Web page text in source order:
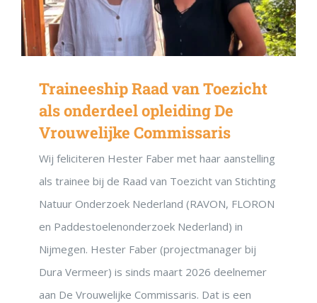
Traineeship Raad van Toezicht
als onderdeel opleiding De
Vrouwelijke Commissaris
Wij feliciteren Hester Faber met haar aanstelling
als trainee bij de Raad van Toezicht van Stichting
Natuur Onderzoek Nederland (RAVON, FLORON
en Paddestoelenonderzoek Nederland) in
Nijmegen. Hester Faber (projectmanager bij
Dura Vermeer) is sinds maart 2026 deelnemer
aan De Vrouwelijke Commissaris. Dat is een